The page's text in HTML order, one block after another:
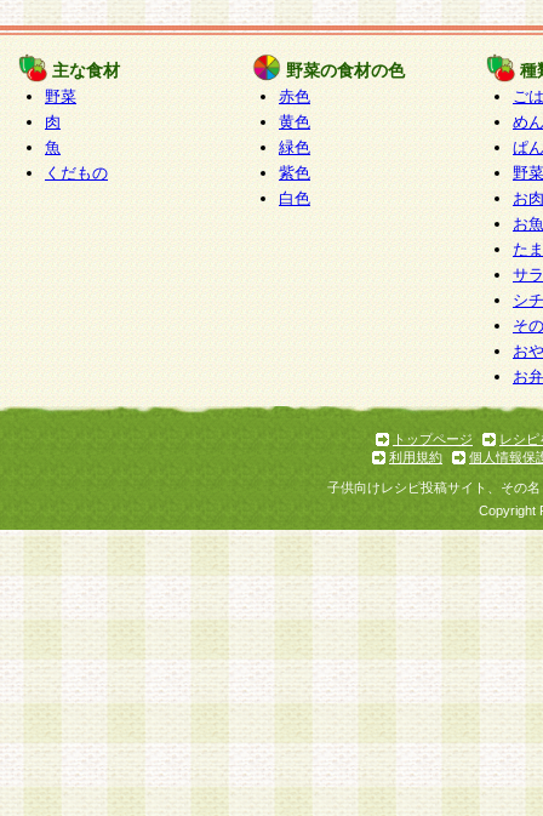
主な食材
野菜
肉
魚
くだもの
野菜の食材の色
赤色
黄色
緑色
紫色
白色
種
ご
めん
ぱん
野
お
お
た
サ
シ
そ
お
お
トップページ
レシピ
利用規約
個人情報保
子供向けレシピ投稿サイト、その
Copyright